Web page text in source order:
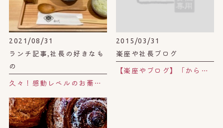
2021/08/31
ランチ記事,社長の好きなも
の
久々！感動レベルのお蕎麦屋さん。
2015/03/31
楽座や社長ブログ
【楽座やブログ】「からだの本」〜森三中・大島美幸の妊娠力向上委員会〜